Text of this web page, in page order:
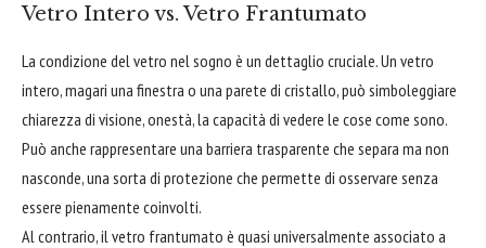
Vetro Intero vs. Vetro Frantumato
La condizione del vetro nel sogno è un dettaglio cruciale. Un vetro
intero, magari una finestra o una parete di cristallo, può simboleggiare
chiarezza di visione, onestà, la capacità di vedere le cose come sono.
Può anche rappresentare una barriera trasparente che separa ma non
nasconde, una sorta di protezione che permette di osservare senza
essere pienamente coinvolti.
Al contrario, il vetro frantumato è quasi universalmente associato a